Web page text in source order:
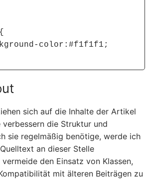
sich auf die Inhalte der Artikel
verbessern die Struktur und
sie regelmäßig benötige, werde ich
an dieser Stelle
den Einsatz von Klassen,
mit älteren Beiträgen zu